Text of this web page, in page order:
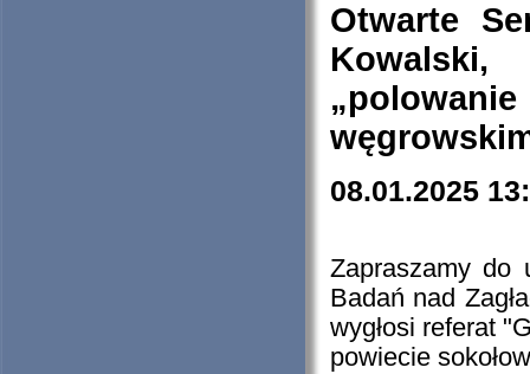
Otwarte
08.01.2025
Zapraszamy do
Badań nad
wygłosi referat
powiecie